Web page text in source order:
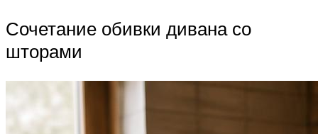
Сочетание обивки дивана со
шторами